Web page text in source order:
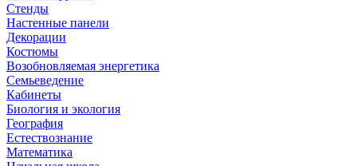
Стенды
Настенные панели
Декорации
Костюмы
Возобновляемая энергетика
Семьеведение
Кабинеты
Биология и экология
География
Естествознание
Математика